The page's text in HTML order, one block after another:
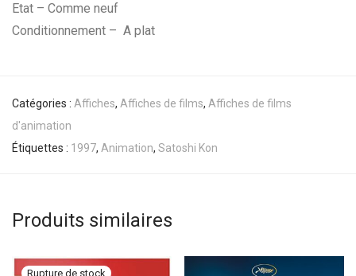
Etat – Comme neuf
Conditionnement – A plat
Catégories : Affiches, Affiches de films, Affiches de films
d'animation
Étiquettes : 1997, Animation, Satoshi Kon
Produits similaires